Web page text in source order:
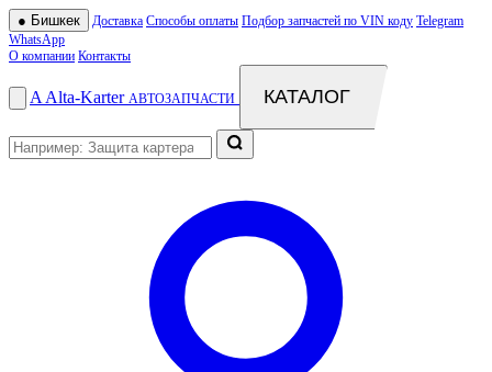
● Бишкек Доставка Способы оплаты Подбор запчастей по VIN коду Telegram
WhatsApp
О компании Контакты
A Alta-Karter АВТОЗАПЧАСТИ КАТАЛОГ